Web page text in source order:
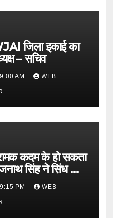
जिला इकाई का
– सचिव
AM WEB
कदम के हो सकता
सिंह ने सिंध को
PM WEB